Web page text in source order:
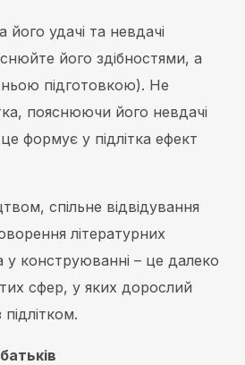
удачі та невдачі
його здібностями, а
підготовкою). Не
пояснюючи його невдачі
формує у підлітка ефект
спільне відвідування
літературних
конструюванні – це далеко
сфер, у яких дорослий